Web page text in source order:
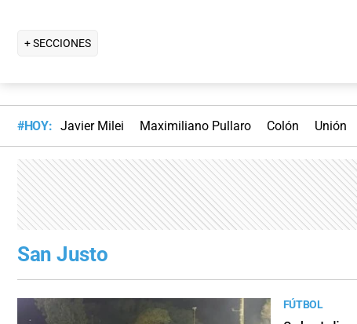
+ SECCIONES
#HOY: Javier Milei Maximiliano Pullaro Colón Unión
San Justo
FÚTBOL